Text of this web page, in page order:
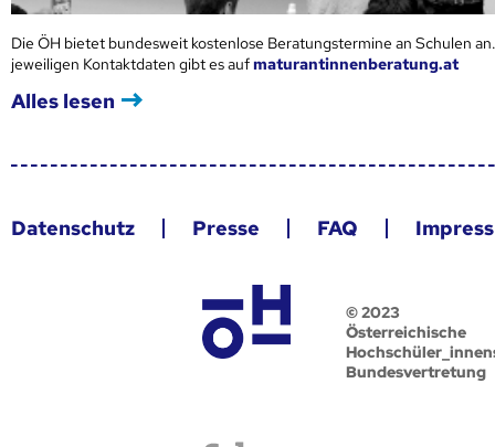
Die ÖH bietet bundesweit kostenlose Beratungstermine an Schulen
jeweiligen Kontaktdaten gibt es aufmaturantinnenberatung.at
Alles lesen
Datenschutz Presse FAQ
© 2023
Österreichische
Bundesvertretung